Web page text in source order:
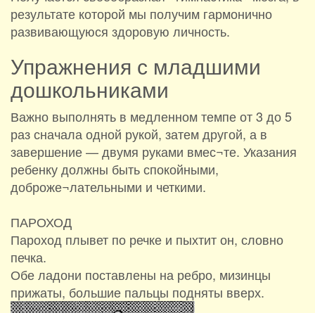
результате которой мы получим гармонично
развивающуюся здоровую личность.
Упражнения с младшими
дошкольниками
Важно выполнять в медленном темпе от 3 до 5
раз сначала одной рукой, затем другой, а в
завершение — двумя руками вмес¬те. Указания
ребенку должны быть спокойными,
доброже¬лательными и четкими.
ПАРОХОД
Пароход плывет по речке и пыхтит он, словно
печка.
Обе ладони поставлены на ребро, мизинцы
прижаты, большие пальцы подняты вверх.